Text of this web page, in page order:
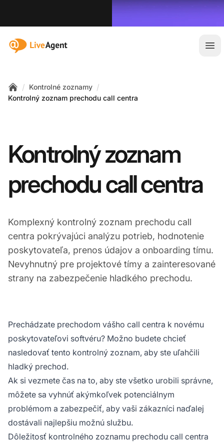
:site.title
Home
/ Kontrolné zoznamy /
Kontrolný zoznam prechodu call centra
Kontrolný zoznam
prechodu call centra
Komplexný kontrolný zoznam prechodu call
centra pokrývajúci analýzu potrieb, hodnotenie
poskytovateľa, prenos údajov a onboarding tímu.
Nevyhnutný pre projektové tímy a zainteresované
strany na zabezpečenie hladkého prechodu.
Prechádzate prechodom vášho call centra k novému
poskytovateľovi softvéru? Možno budete chcieť
nasledovať tento kontrolný zoznam, aby ste uľahčili
hladký prechod.
Ak si vezmete čas na to, aby ste všetko urobili správne,
môžete sa vyhnúť akýmkoľvek potenciálnym
problémom a zabezpečiť, aby vaši zákazníci naďalej
dostávali najlepšiu možnú službu.
Dôležitosť kontrolného zoznamu prechodu call centra